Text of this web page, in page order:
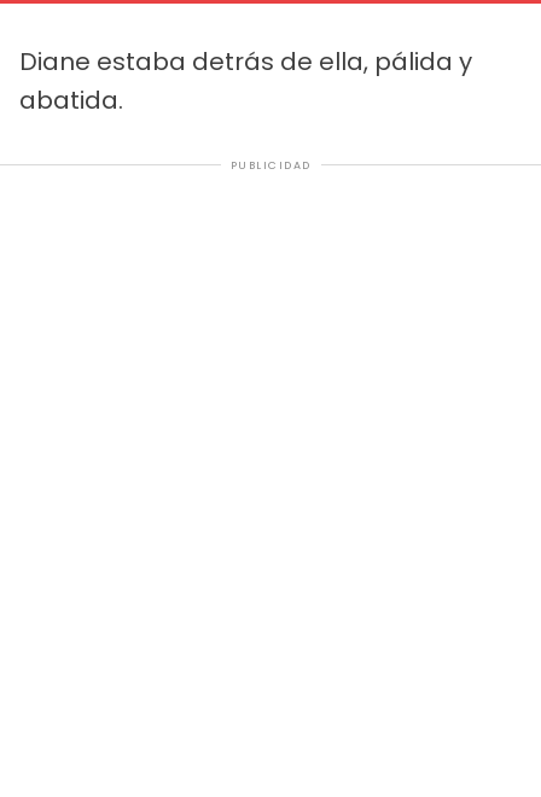
Diane estaba detrás de ella, pálida y
abatida.
PUBLICIDAD